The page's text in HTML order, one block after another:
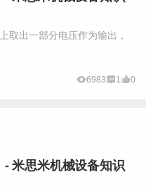
取出一部分电压作为输出，
6983 1 0
- 米思米机械设备知识